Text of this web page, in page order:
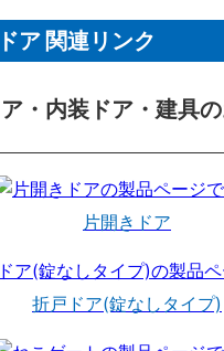
ア 関連リンク
・内装ドア・建具
片開きドア
折戸ドア(錠なしタイプ)